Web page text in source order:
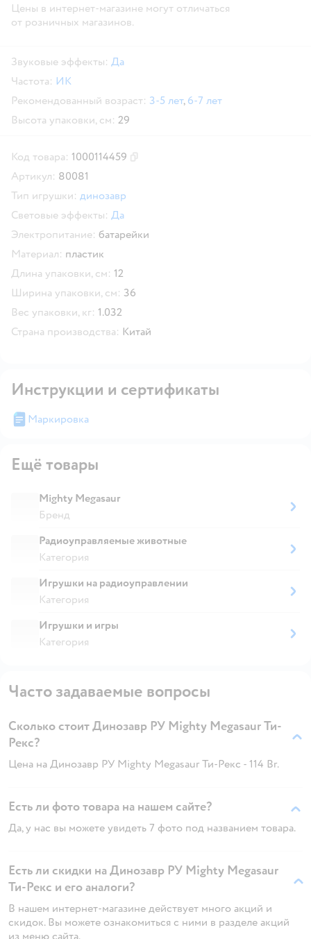
Цены в интернет-магазине могут отличаться
от розничных магазинов.
Звуковые эффекты: Да
Частота: ИК
Рекомендованный возраст: 3-5 лет, 6-7 лет
Высота упаковки, см: 29
Код товара: 1000114459
Артикул: 80081
Тип игрушки: динозавр
Световые эффекты: Да
Электропитание: батарейки
Материал: пластик
Длина упаковки, см: 12
Ширина упаковки, см: 36
Вес упаковки, кг: 1.032
Страна производства: Китай
Инструкции и сертификаты
Маркировка
Ещё товары
Mighty Megasaur
Бренд
Радиоуправляемые животные
Категория
Игрушки на радиоуправлении
Категория
Игрушки и игры
Категория
Часто задаваемые вопросы
Сколько стоит Динозавр РУ Mighty Megasaur Ти-
Рекс?
Цена на Динозавр РУ Mighty Megasaur Ти-Рекс - 114 Br.
Есть ли фото товара на нашем сайте?
Да, у нас вы можете увидеть 7 фото под названием товара.
Есть ли скидки на Динозавр РУ Mighty Megasaur
Ти-Рекс и его аналоги?
В нашем интернет-магазине действует много акций и
скидок. Вы можете ознакомиться с ними в разделе акций
из меню сайта.